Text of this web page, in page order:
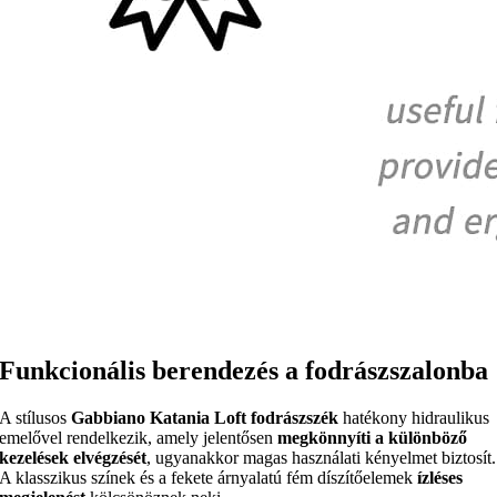
Funkcionális berendezés a fodrászszalonba
A stílusosGabbiano Katania Loft fodrászszék hatékony hidraulikus
emelővel rendelkezik, amely jelentősenmegkönnyíti a különböző
kezelések elvégzését, ugyanakkor magas használati kényelmet biztosít.
A klasszikus színek és a fekete árnyalatú fém díszítőelemekízléses